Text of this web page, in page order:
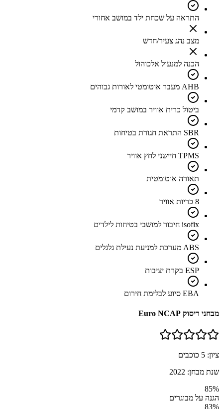
התראה על שכחת ילד במושב אחורי
מצב נהג צעיר/חדש
הכנה למנעול אלכוהול
AHB מעבר אוטומטי לאורות גבוהים
ביטול כרית אוויר במושב קדמי
SBR התראת חגורת בטיחות
TPMS חיישני לחץ אוויר
תאורה אוטומטית
8 כריות אוויר
isofix חיבור למושבי בטיחות לילדים
ABS מערכת למניעת נעילת גלגלים
ESP בקרת יציבות
EBA סיוע לבלימת חירום
מבחני ריסוק Euro NCAP
ציון: 5 כוכבים
שנת מבחן: 2022
85%
הגנה על מבוגרים
83%